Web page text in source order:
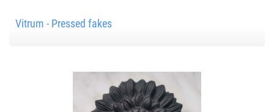
Vitrum - Pressed fakes